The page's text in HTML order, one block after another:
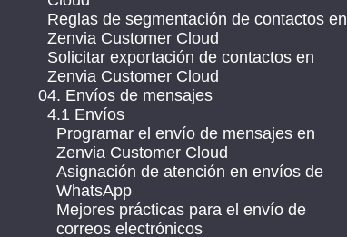
Reglas de segmentación de contactos en
Zenvia Customer Cloud
Solicitar exportación de contactos en
Zenvia Customer Cloud
04. Envíos de mensajes
4.1 Envíos
Programar el envío de mensajes en
Zenvia Customer Cloud
Asignación de atención en envíos de
WhatsApp
Mejores prácticas para el envío de
correos electrónicos